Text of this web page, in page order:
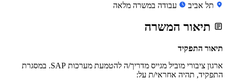
תל אביב עבודה במשרה מלאה
תיאור המשרה
תיאור התפקיד
ארגון ציבורי מוביל מגייס מדריך/ה להטמעת מערכות SAP. במסגרת
התפקיד, תהיה אחראי/ת על: